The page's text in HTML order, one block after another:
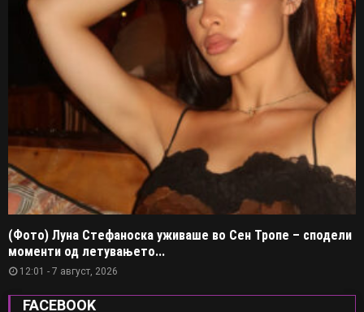
(Фото) Луна Стефаноска уживаше во Сен Тропе – сподели
моменти од летувањето...
12:01 - 7 август, 2026
FACEBOOK